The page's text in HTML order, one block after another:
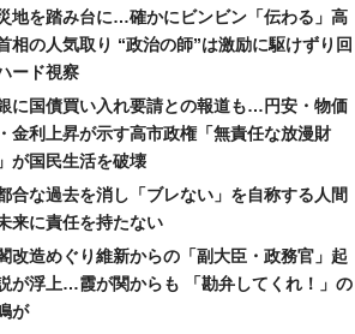
地を踏み台に…確かにビンビン「伝わる」高
相の人気取り “政治の師”は激励に駆けずり回
ード視察
に国債買い入れ要請との報道も…円安・物価
金利上昇が示す高市政権「無責任な放漫財
が国民生活を破壊
合な過去を消し「ブレない」を自称する人間
来に責任を持たない
改造めぐり維新からの「副大臣・政務官」起
が浮上…霞が関からも 「勘弁してくれ！」の
が